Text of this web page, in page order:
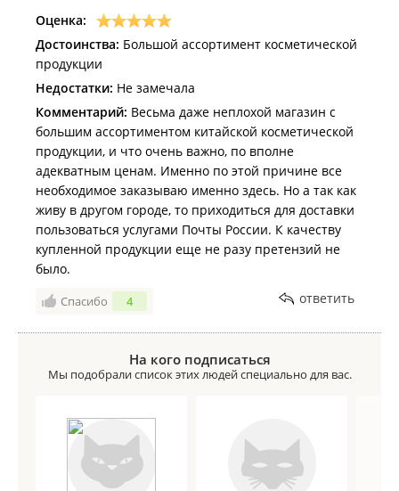
Оценка:
Достоинства: Большой ассортимент косметической
продукции
Недостатки: Не замечала
Комментарий: Весьма даже неплохой магазин с
большим ассортиментом китайской косметической
продукции, и что очень важно, по вполне
адекватным ценам. Именно по этой причине все
необходимое заказываю именно здесь. Но а так как
живу в другом городе, то приходиться для доставки
пользоваться услугами Почты России. К качеству
купленной продукции еще не разу претензий не
было.
Спасибо 4 ответить
На кого подписаться
Мы подобрали список этих людей специально для вас.